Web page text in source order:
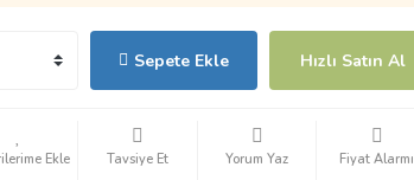
Sepete Ekle Hızlı Satın Al
Tavsiye Et Yorum Yaz Fiyat Alarmı